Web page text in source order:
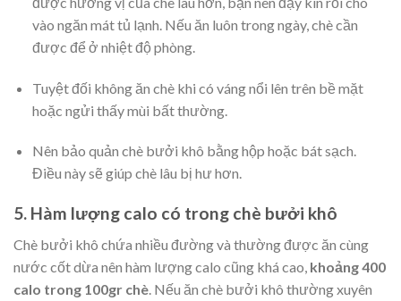
vào ngăn mát tủ lạnh. Nếu ăn luôn trong ngày, chè cần
được để ở nhiệt độ phòng.
Tuyệt đối không ăn chè khi có váng nổi lên trên bề mặt
hoặc ngửi thấy mùi bất thường.
Nên bảo quản chè bưởi khô bằng hộp hoặc bát sạch.
Điều này sẽ giúp chè lâu bị hư hơn.
5. Hàm lượng calo có trong chè bưởi khô
Chè bưởi khô chứa nhiều đường và thường được ăn cùng
nước cốt dừa nên hàm lượng calo cũng khá cao, khoảng 400
calo trong 100gr chè . Nếu ăn chè bưởi khô thường xuyên